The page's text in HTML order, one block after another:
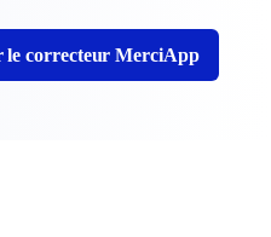
le correcteur MerciApp